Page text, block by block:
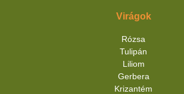
Virágok
Rózsa
Tulipán
Liliom
Gerbera
Krizantém